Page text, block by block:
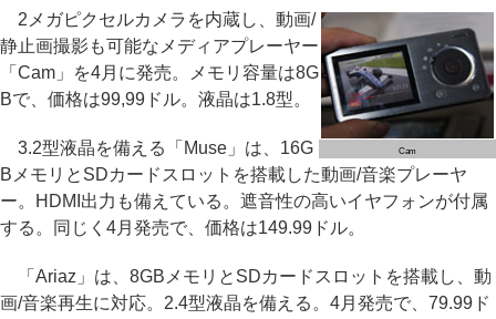
Cam
2メガピクセルカメラを内蔵し、動画/
静止画撮影も可能なメディアプレーヤー
「Cam」を4月に発売。メモリ容量は8G
Bで、価格は99,99ドル。液晶は1.8型。
3.2型液晶を備える「Muse」は、16G
BメモリとSDカードスロットを搭載した動画/音楽プレーヤ
ー。HDMI出力も備えている。遮音性の高いイヤフォンが付属
する。同じく4月発売で、価格は149.99ドル。
「Ariaz」は、8GBメモリとSDカードスロットを搭載し、動
画/音楽再生に対応。2.4型液晶を備える。4月発売で、79.99ド